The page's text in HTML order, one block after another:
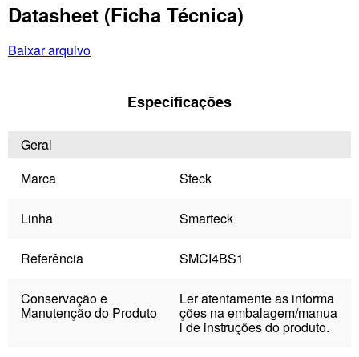
Datasheet (Ficha Técnica)
Baixar arquivo
Especificações
Geral
Marca
Steck
Linha Smarteck
Referência SMCI4BS1
Conservação e
Manutenção do Produto
Ler atentamente as informa
ções na embalagem/manua
l de instruções do produto.